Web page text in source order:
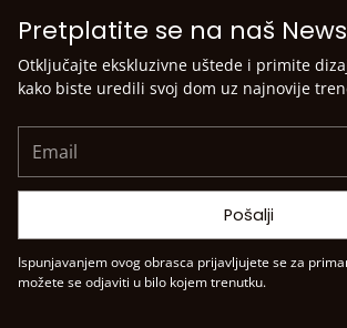
Pretplatite se na naš
Otključajte ekskluzivne uštede i primite
kako biste uredili svoj dom uz najnovije
Pošalji
Ispunjavanjem ovog obrasca prijavljujete se za
možete se odjaviti u bilo kojem trenutku.